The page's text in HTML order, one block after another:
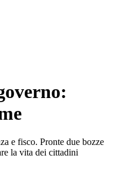
e fisco. Pronte due bozze
la vita dei cittadini